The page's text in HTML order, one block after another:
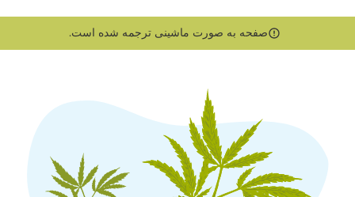
صفحه به صورت ماشینی ترجمه شده است.